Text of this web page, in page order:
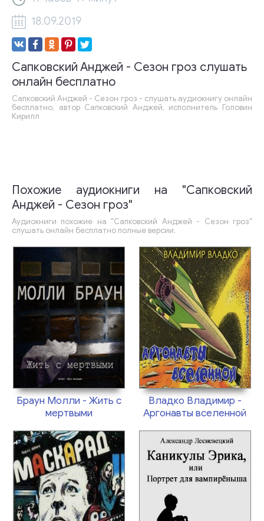
18.09.2019
Сапковский Анджей - Сезон гроз слушать
онлайн бесплатно
Сапковский Анджей - Сезон гроз - слушать аудиокнигу онлайн
бесплатно, автор Сапковский Анджей, исполнитель Головин
Кирилл
Похожие аудиокниги на "Сапковский
Анджей - Сезон гроз"
Аудиокниги похожие на "Сапковский Анджей - Сезон гроз"
слушать онлайн бесплатно полные версии.
Браун Молли - Жить с
мертвыми
Владко Владимир -
Аргонавты вселенной